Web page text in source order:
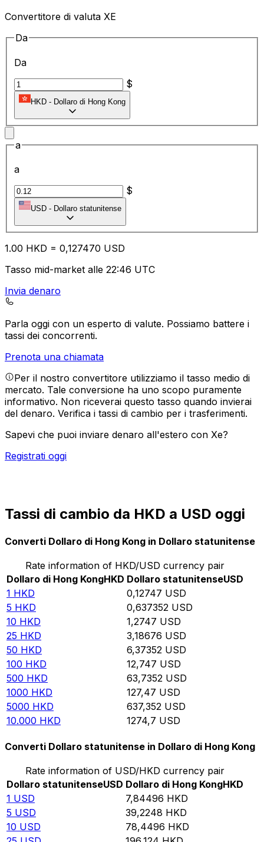
Convertitore di valuta XE
Da
Da
$
HKD - Dollaro di Hong Kong
a
a
$
USD - Dollaro statunitense
1.00 HKD = 0,127470 USD
Tasso mid-market alle 22:46 UTC
Invia denaro
Parla oggi con un esperto di valute. Possiamo battere i
tassi dei concorrenti.
Prenota una chiamata
Per il nostro convertitore utilizziamo il tasso medio di
mercato. Tale conversione ha uno scopo puramente
informativo. Non riceverai questo tasso quando invierai
del denaro. Verifica i tassi di cambio per i trasferimenti.
Sapevi che puoi inviare denaro all'estero con Xe?
Registrati oggi
Tassi di cambio da HKD a USD oggi
Converti Dollaro di Hong Kong in Dollaro statunitense
Rate information of HKD/USD currency pair
Dollaro di Hong KongHKD Dollaro statunitenseUSD
1 HKD 0,12747 USD
5 HKD 0,637352 USD
10 HKD 1,2747 USD
25 HKD 3,18676 USD
50 HKD 6,37352 USD
100 HKD 12,747 USD
500 HKD 63,7352 USD
1000 HKD 127,47 USD
5000 HKD 637,352 USD
10.000 HKD 1274,7 USD
Converti Dollaro statunitense in Dollaro di Hong Kong
Rate information of USD/HKD currency pair
Dollaro statunitenseUSD Dollaro di Hong KongHKD
1 USD 7,84496 HKD
5 USD 39,2248 HKD
10 USD 78,4496 HKD